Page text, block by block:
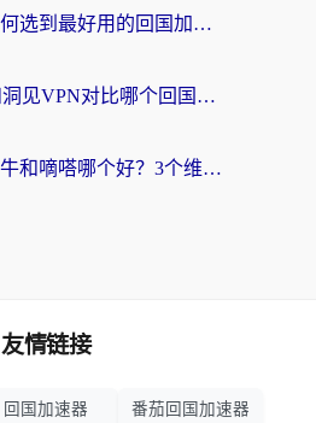
海外党必看：如何选到最好用的回国加速器？从节点到售后的全维度指南
ChickCN VPN和洞见VPN对比哪个回国效果更好？海外党亲测3款加速器+避坑指南
海外党必看：斧牛和嘀嗒哪个好？3个维度教你选对回国加速器
友情链接
回国加速器 番茄回国加速器